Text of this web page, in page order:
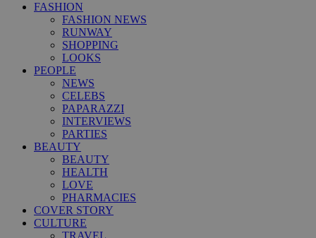
FASHION
FASHION NEWS
RUNWAY
SHOPPING
LOOKS
PEOPLE
NEWS
CELEBS
PAPARAZZI
INTERVIEWS
PARTIES
BEAUTY
BEAUTY
HEALTH
LOVE
PHARMACIES
COVER STORY
CULTURE
TRAVEL